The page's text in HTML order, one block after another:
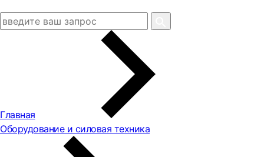
Главная
Оборудование и силовая техника